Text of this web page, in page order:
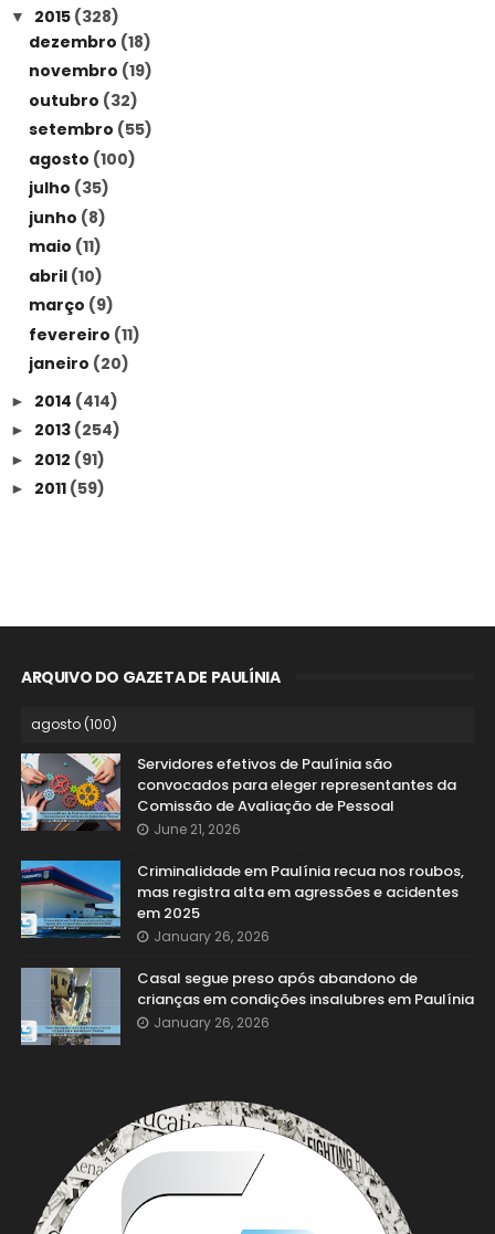
▼ 2015 (328)
dezembro (18)
novembro (19)
outubro (32)
setembro (55)
agosto (100)
julho (35)
junho (8)
maio (11)
abril (10)
março (9)
fevereiro (11)
janeiro (20)
► 2014 (414)
► 2013 (254)
► 2012 (91)
► 2011 (59)
ARQUIVO DO GAZETA DE PAULÍNIA
Servidores efetivos de Paulínia são
convocados para eleger representantes da
Comissão de Avaliação de Pessoal
June 21, 2026
Criminalidade em Paulínia recua nos roubos,
mas registra alta em agressões e acidentes
em 2025
January 26, 2026
Casal segue preso após abandono de
crianças em condições insalubres em Paulínia
January 26, 2026